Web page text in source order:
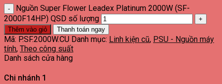
Nguồn Super Flower Leadex Platinum 2000W (SF-
2000F14HP) QSD số lượng
Thêm vào giỏ Thanh toán ngay
Mã: P.SF.2000W.CU Danh mục: Linh kiện cũ, PSU - Nguồn máy
tính, Theo công suất
Danh sách cửa hàng
Chi nhánh 1